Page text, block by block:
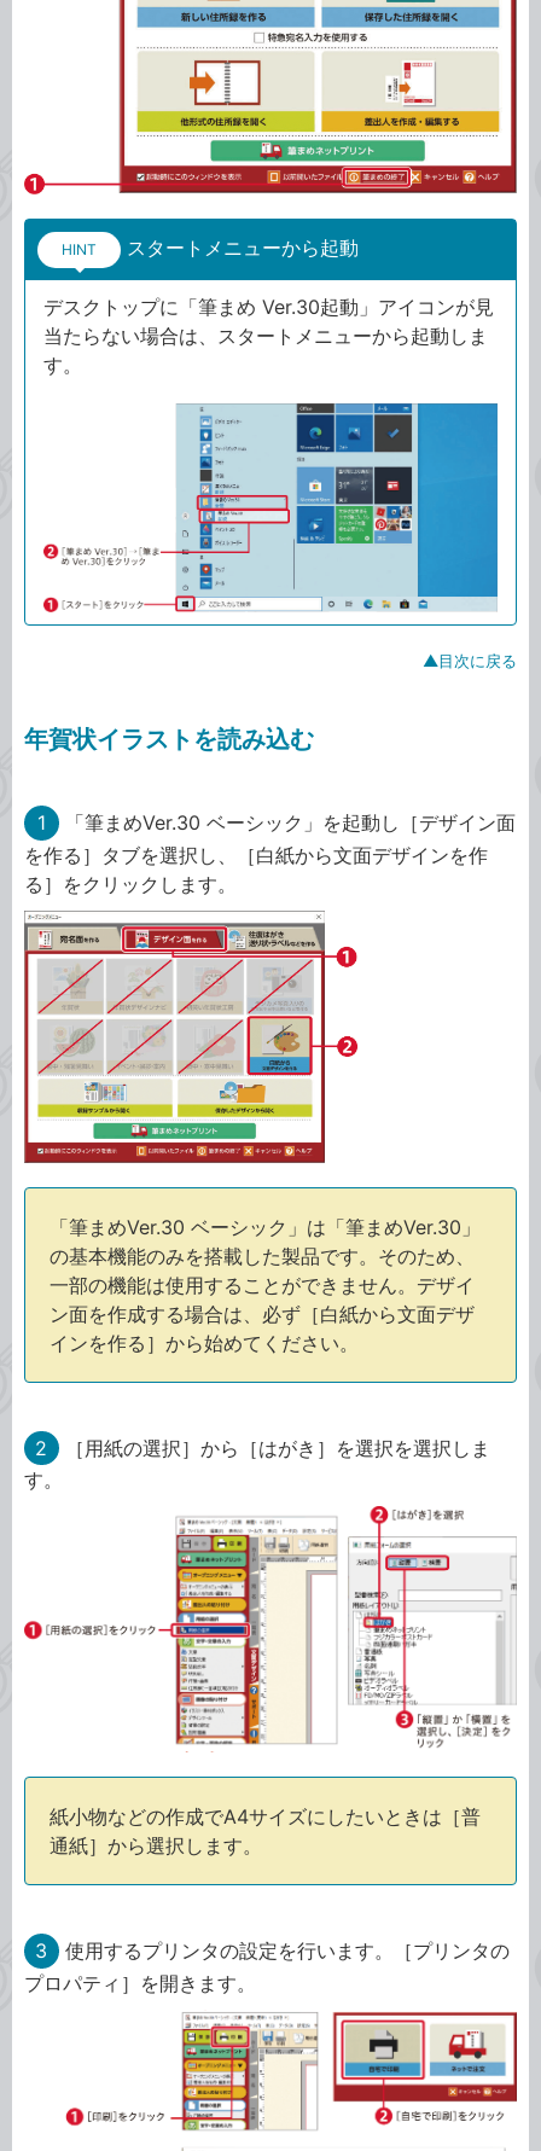
HINT スタートメニューから起動
デスクトップに「筆まめ Ver.30起動」アイコンが見
当たらない場合は、スタートメニューから起動しま
す。
▲目次に戻る
年賀状イラストを読み込む
1
「筆まめVer.30 ベーシック」を起動し［デザイン面
を作る］タブを選択し、［白紙から文面デザインを作
る］をクリックします。
「筆まめVer.30 ベーシック」は「筆まめVer.30」
の基本機能のみを搭載した製品です。そのため、
一部の機能は使用することができません。デザイ
ン面を作成する場合は、必ず［白紙から文面デザ
インを作る］から始めてください。
2
［用紙の選択］から［はがき］を選択を選択しま
す。
紙小物などの作成でA4サイズにしたいときは［普
通紙］から選択します。
3
使用するプリンタの設定を行います。［プリンタの
プロパティ］を開きます。